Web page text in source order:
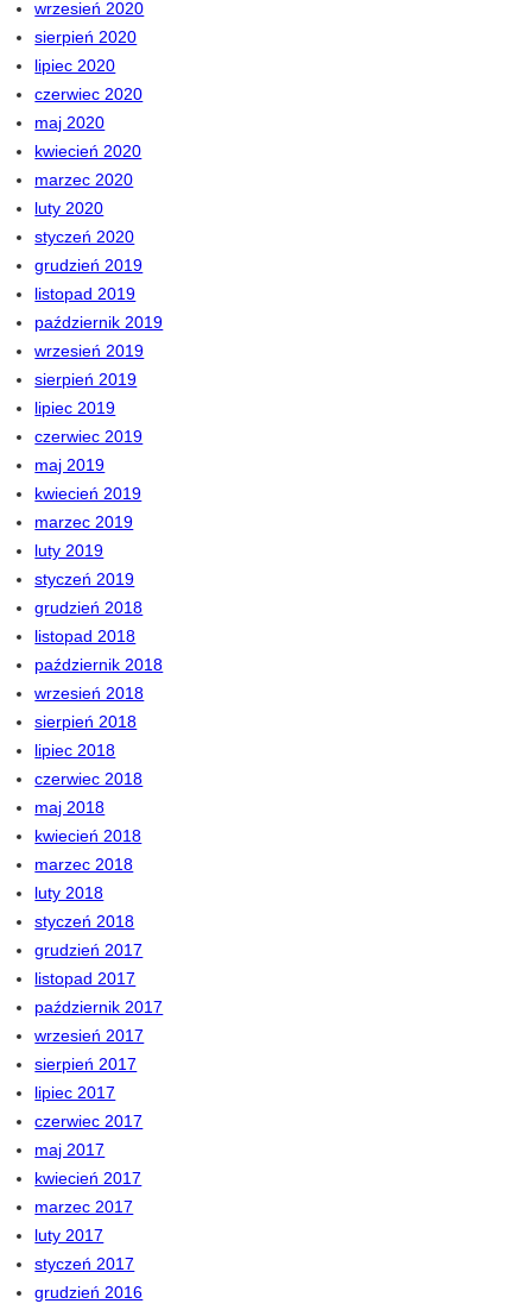
wrzesień 2020
sierpień 2020
lipiec 2020
czerwiec 2020
maj 2020
kwiecień 2020
marzec 2020
luty 2020
styczeń 2020
grudzień 2019
listopad 2019
październik 2019
wrzesień 2019
sierpień 2019
lipiec 2019
czerwiec 2019
maj 2019
kwiecień 2019
marzec 2019
luty 2019
styczeń 2019
grudzień 2018
listopad 2018
październik 2018
wrzesień 2018
sierpień 2018
lipiec 2018
czerwiec 2018
maj 2018
kwiecień 2018
marzec 2018
luty 2018
styczeń 2018
grudzień 2017
listopad 2017
październik 2017
wrzesień 2017
sierpień 2017
lipiec 2017
czerwiec 2017
maj 2017
kwiecień 2017
marzec 2017
luty 2017
styczeń 2017
grudzień 2016